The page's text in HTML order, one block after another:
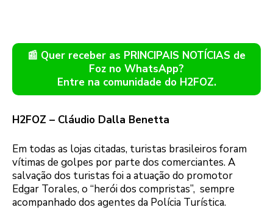
📰 Quer receber as PRINCIPAIS NOTÍCIAS de
Foz no WhatsApp?
Entre na comunidade do H2FOZ.
H2FOZ – Cláudio Dalla Benetta
Em todas as lojas citadas, turistas brasileiros foram
vítimas de golpes por parte dos comerciantes. A
salvação dos turistas foi a atuação do promotor
Edgar Torales, o “herói dos compristas”, sempre
acompanhado dos agentes da Polícia Turística.